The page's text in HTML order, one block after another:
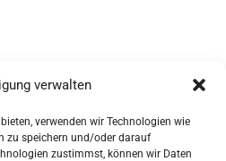
verwalten
verwenden wir Technologien wie
zu speichern und/oder darauf
zustimmst, können wir Daten